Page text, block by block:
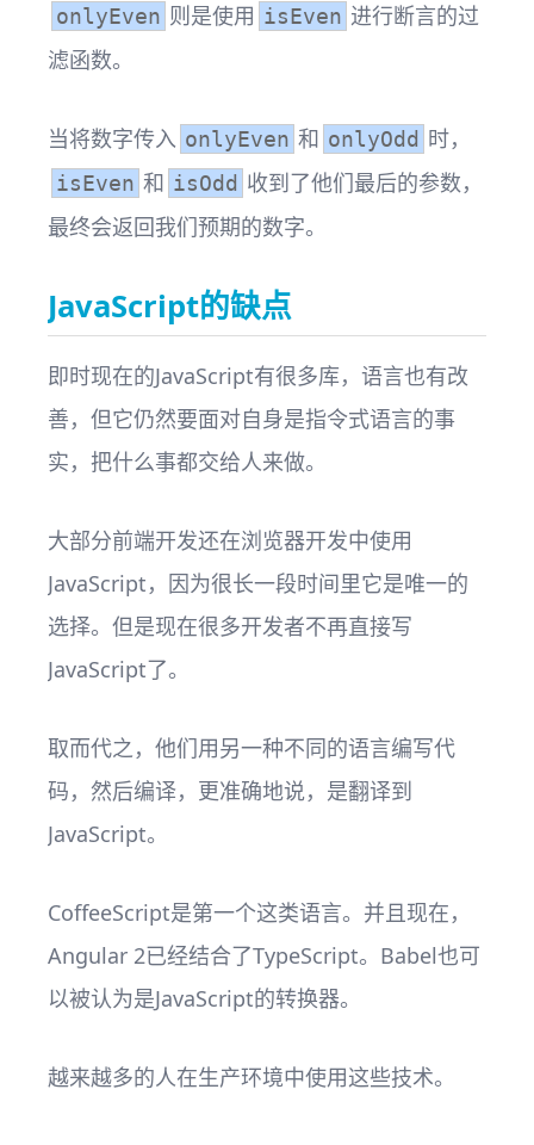
onlyEven 则是使用 isEven 进行断言的过
滤函数。
当将数字传入 onlyEven 和 onlyOdd 时，
isEven 和 isOdd 收到了他们最后的参数，
最终会返回我们预期的数字。
JavaScript的缺点
即时现在的JavaScript有很多库，语言也有改
善，但它仍然要面对自身是指令式语言的事
实，把什么事都交给人来做。
大部分前端开发还在浏览器开发中使用
JavaScript，因为很长一段时间里它是唯一的
选择。但是现在很多开发者不再直接写
JavaScript了。
取而代之，他们用另一种不同的语言编写代
码，然后编译，更准确地说，是翻译到
JavaScript。
CoffeeScript是第一个这类语言。并且现在，
Angular 2已经结合了TypeScript。Babel也可
以被认为是JavaScript的转换器。
越来越多的人在生产环境中使用这些技术。